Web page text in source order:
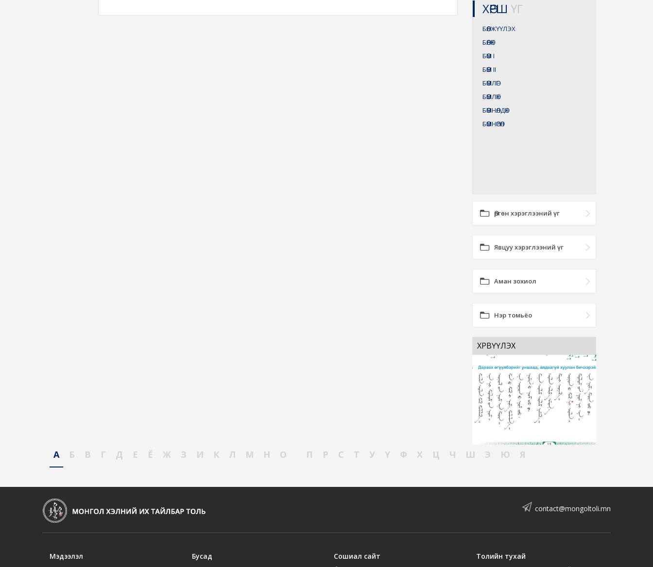
ХӨРШ ҮГ
БӨӨЛЖҮҮЛЭХ
БӨӨЛӨХ
БӨӨМ I
БӨӨМ II
БӨӨМЛӨГ
БӨӨМЛӨХ
БӨӨМНӨЛДӨХ
БӨӨМНӨРӨЛ
Өргөн хэрэглээний үг
Явцуу хэрэглээний үг
Аман зохиол
Нэр томьёо
ХӨРВҮҮЛЭХ
А Б В Г Д Е Ё Ж З И К Л М Н О П Р С Т У Ү Ф Х Ц Ч Ш Э Ю Я
contact@mongoltoli.mn
Мэдээлэл Бусад Сошиал сайт Толийн тухай